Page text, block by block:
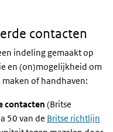
contacten
link)indeling gemaakt op
en (on)mogelijkheid om
maken of handhaven:
contacten (Britse
50 van de Britse richtlijn